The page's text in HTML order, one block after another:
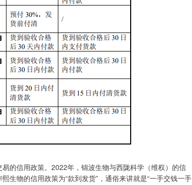
信用政策。2022年，锦波生物与西陇科学（维权）的信
生物的信用政策为“款到发货”，通俗来讲就是“一手交钱一手